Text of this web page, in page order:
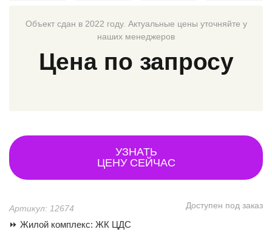
Артикул: 12674 Доступен под заказ
⏩ Жилой комплекс: ЖК ЦДС
Объект сдан в 2022 году. Актуальные цены уточняйте у
наших менеджеров
Цена по запросу
УЗНАТЬ
ЦЕНУ СЕЙЧАС